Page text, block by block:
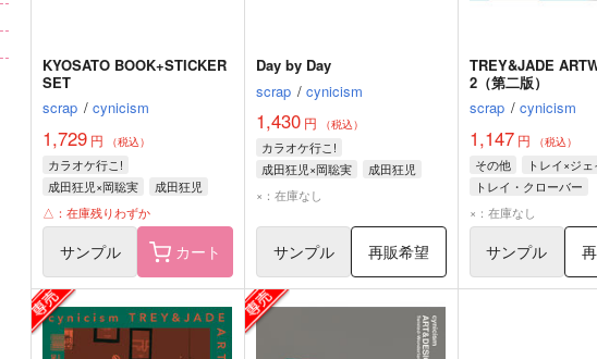
KYOSATO BOOK+STICKER
SET
scrap / cynicism
1,729 円 （税込）
カラオケ行こ!
成田狂児×岡聡実
成田狂児
岡聡実
△：在庫残りわずか
サンプル カート
Day by Day
scrap / cynicism
1,430円 （税込）
カラオケ行こ!
成田狂児×岡聡実
成田狂児
岡聡実
×：在庫なし
サンプル 再販希望
TREY&JADE
2（第二版）
scrap / cynicism
1,147円 （税込）
その他
トレイ×ジ
トレイ・クローバー
ジェイド・リーチ
×：在庫なし
サンプル